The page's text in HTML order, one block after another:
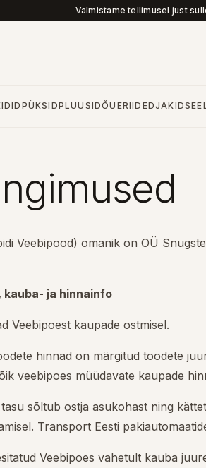
Valmistame tellimusel just
PÜKSIDPLUUSIDÕUERIIDEDJAKID
Veebipood) omanik on OÜ
ja hinnainfo
Veebipoest kaupade ostmisel.
hinnad on märgitud toodete
veebipoes müüdavate kaupade
sõltub ostja asukohast ning
Transport Eesti
Veebipoes vahetult kauba